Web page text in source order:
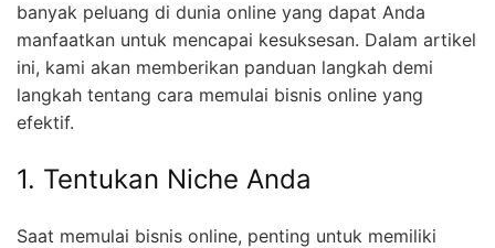
banyak peluang di dunia online yang dapat Anda
manfaatkan untuk mencapai kesuksesan. Dalam artikel
ini, kami akan memberikan panduan langkah demi
langkah tentang cara memulai bisnis online yang
efektif.
1. Tentukan Niche Anda
Saat memulai bisnis online, penting untuk memiliki